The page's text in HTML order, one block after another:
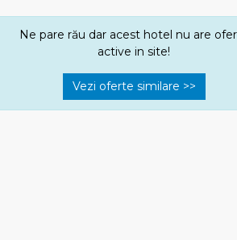
Ne pare rău dar acest hotel nu are
active in site!
Vezi oferte similare >>